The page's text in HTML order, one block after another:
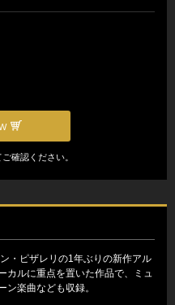
確認ください。
・ピザレリの1年ぶりの新作アル
カルに重点を置いた作品で、ミュ
ン楽曲なども収録。